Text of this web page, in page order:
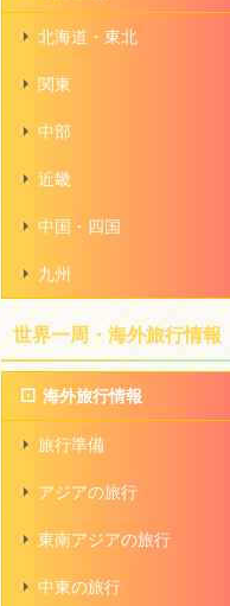
北海道・東北
関東
中部
近畿
中国・四国
九州
世界一周・海外旅行情報
海外旅行情報
旅行準備
アジアの旅行
東南アジアの旅行
中東の旅行